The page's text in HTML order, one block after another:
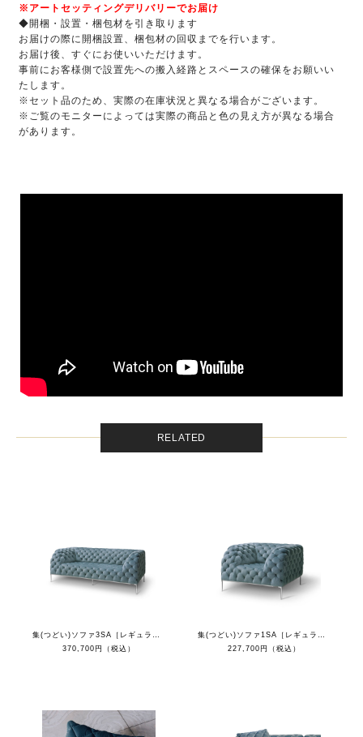
※アートセッティングデリバリーでお届け
◆開梱・設置・梱包材を引き取ります
お届けの際に開梱設置、梱包材の回収までを行います。
お届け後、すぐにお使いいただけます。
事前にお客様側で設置先への搬入経路とスペースの確保をお願いい
たします。
※セット品のため、実際の在庫状況と異なる場合がございます。
※ご覧のモニターによっては実際の商品と色の見え方が異なる場合
があります。
RELATED
集(つどい)ソファ3SA［レギュラーカラー］
370,700円（税込）
集(つどい)ソファ1SA［レギュラーカラー］
227,700円（税込）